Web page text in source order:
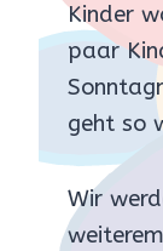
Kinder
paar
geht so
Wir